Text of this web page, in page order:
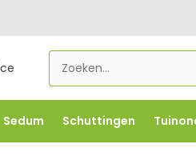
Sedum Schuttingen
-FLOWBO500 -7,5%